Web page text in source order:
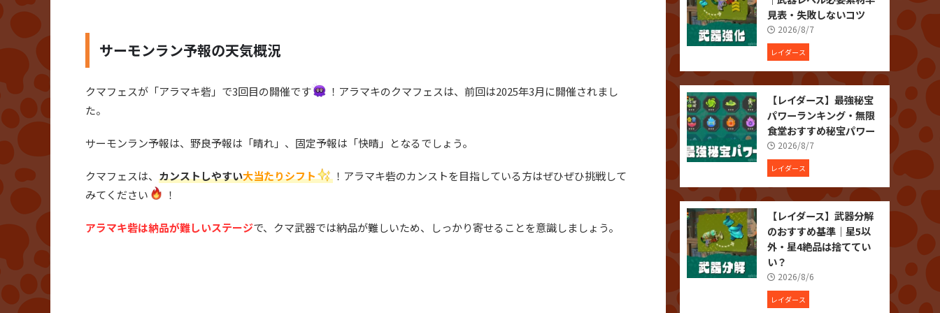
サーモンラン予報の天気概況
クマフェスが「アラマキ砦」で3回目の開催です
！アラマキのクマフェスは、前回は2025年3月に開催されまし
た。
サーモンラン予報は、野良予報は「晴れ」、固定予報は「快晴」となるでしょう。
クマフェスは、 カンストしやすい大当たりシフト
！アラマキ砦のカンストを目指している方はぜひぜひ挑戦して
みてください
！
アラマキ砦は納品が難しいステージで、クマ武器では納品が難しいため、しっかり寄せることを意識しましょう。
見表・失敗しないコツ
2026/8/7
レイダース
【レイダース】最強秘宝
パワーランキング・無限
食堂おすすめ秘宝パワー
2026/8/7
レイダース
【レイダース】武器分解
のおすすめ基準｜星5以
外・星4絶品は捨ててい
い？
2026/8/6
レイダース